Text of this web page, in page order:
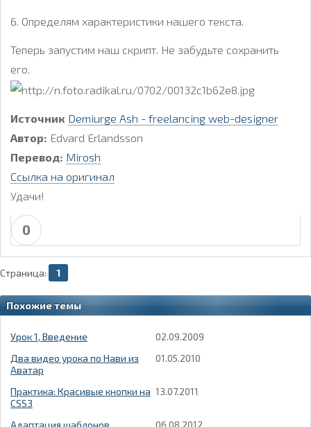
6. Определям характеристики нашего текста.
Теперь запустим наш скрипт. Не забудьте сохранить
его.
Источник Demiurge Ash - freelancing web-designer
Автор: Edvard Erlandsson
Перевод: Mirosh
Ссылка на оригинал
Удачи!
0
Страница: 1
Похожие темы
Урок 1, Введение
02.09.2009
Два видео урока по Нави из
Аватар
01.05.2010
Практика: Красивые кнопки на
CSS3
13.07.2011
Адаптация шаблонов 06.08.2012